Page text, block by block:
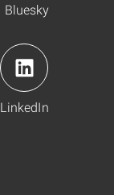
Bluesky
LinkedIn